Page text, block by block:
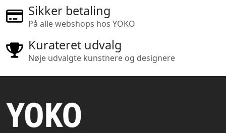
Sikker betaling
På alle webshops hos YOKO
Kurateret udvalg
Nøje udvalgte kunstnere og designere